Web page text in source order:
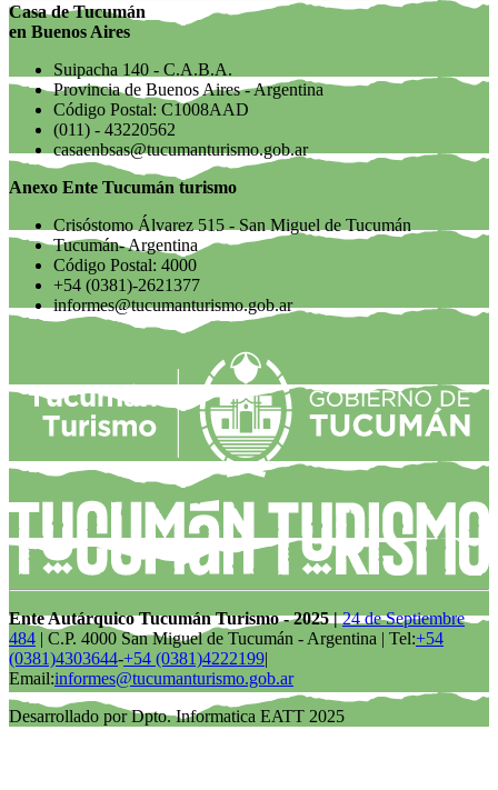
Casa de Tucumán
en Buenos Aires
Suipacha 140 - C.A.B.A.
Provincia de Buenos Aires - Argentina
Código Postal: C1008AAD
(011) - 43220562
casaenbsas@tucumanturismo.gob.ar
Anexo Ente Tucumán turismo
Crisóstomo Álvarez 515 - San Miguel de Tucumán
Tucumán- Argentina
Código Postal: 4000
+54 (0381)-2621377
informes@tucumanturismo.gob.ar
Ente Autárquico Tucumán Turismo - 2025 |24 de Septiembre
484
| C.P. 4000 San Miguel de Tucumán - Argentina | Tel:+54
(0381)4303644-+54 (0381)4222199
Email:informes@tucumanturismo.gob.ar
Desarrollado por Dpto. Informatica EATT 2025